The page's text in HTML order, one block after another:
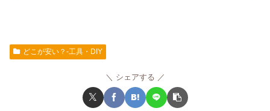
どこが安い？-工具・DIY
シェアする